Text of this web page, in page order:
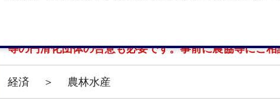
・利用集積計画に基づき農協等による円滑化事業で行
等の円滑化団体の合意も必要です。事前に農協等にご
経済 ＞ 農林水産